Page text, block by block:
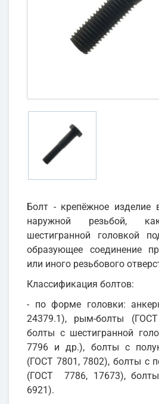
Болт - крепёжное изделие
наружной резьбой,
шестигранной головкой
образующее соединение
или иного резьбового
Классификация болтов:
- по форме головки:
24379.1), рым-болты
болты с шестигранной
7796 и др.), болты с
(ГОСТ 7801, 7802), болты с
(ГОСТ 7786, 17673),
6921).